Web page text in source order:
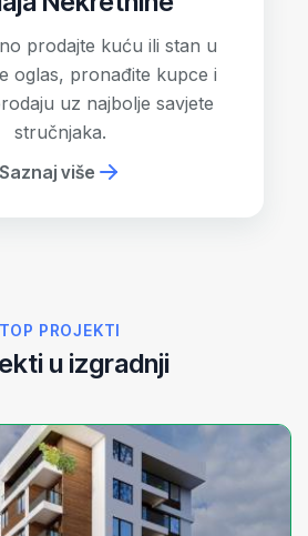
prodajte kuću ili stan u
oglas, pronađite kupce i
uz najbolje savjete
stručnjaka.
Saznaj više
TOP PROJEKTI
u izgradnji